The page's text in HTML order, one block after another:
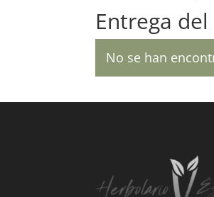
Entrega
No se han